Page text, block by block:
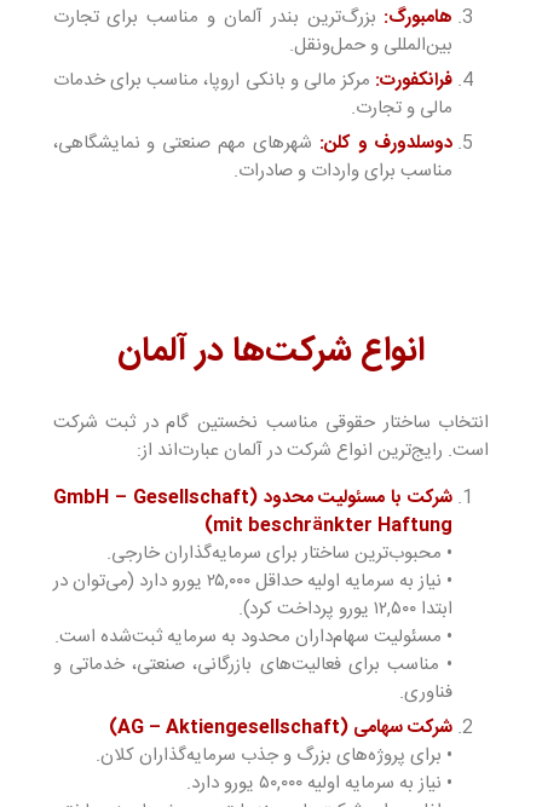
هامبورگ: بزرگ‌ترین بندر آلمان و مناسب برای تجارت
بین‌المللی و حمل‌ونقل.
فرانکفورت: مرکز مالی و بانکی اروپا، مناسب برای خدمات
مالی و تجارت.
دوسلدورف و کلن: شهرهای مهم صنعتی و نمایشگاهی،
مناسب برای واردات و صادرات.
انواع شرکت‌ها در آلمان
انتخاب ساختار حقوقی مناسب نخستین گام در ثبت شرکت
است. رایج‌ترین انواع شرکت در آلمان عبارت‌اند از:
شرکت با مسئولیت محدود (GmbH – Gesellschaft
mit beschränkter Haftung)
• محبوب‌ترین ساختار برای سرمایه‌گذاران خارجی.
• نیاز به سرمایه اولیه حداقل ۲۵,۰۰۰ یورو دارد (می‌توان در
ابتدا ۱۲,۵۰۰ یورو پرداخت کرد).
• مسئولیت سهام‌داران محدود به سرمایه ثبت‌شده است.
• مناسب برای فعالیت‌های بازرگانی، صنعتی، خدماتی و
فناوری.
شرکت سهامی (AG – Aktiengesellschaft)
• برای پروژه‌های بزرگ و جذب سرمایه‌گذاران کلان.
• نیاز به سرمایه اولیه ۵۰,۰۰۰ یورو دارد.